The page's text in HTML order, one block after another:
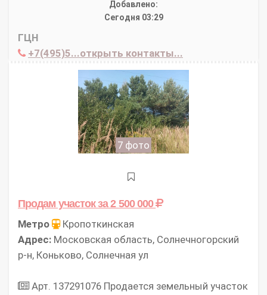
Добавлено:
Сегодня 03:29
ГЦН
+7(495)5...открыть контакты...
7 фото
Продам участокза 2 500 000
Метро
Кропоткинская
Адрес: Московская область, Солнечногорский
р-н, Коньково, Солнечная ул
Арт. 137291076 Продается земельный участок